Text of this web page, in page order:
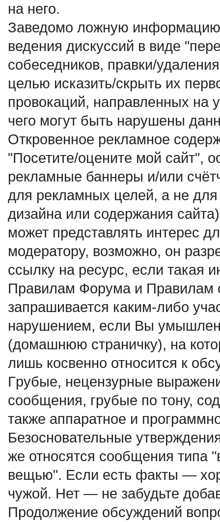
на него.
Заведомо ложнyю
ведения дискуссий в виде
собеседников, правки/
целью исказить/скрыть их
провокаций, направленных на
чего могут быть нарушены
Откровенное рекламное
"Посетите/оцените мой сайт",
рекламные баннеры и/или
для рекламных целей, а не для
дизайна или содержания
может пpедставлять интеpес
модеpатоpy, возможно, он
ссылку на ресурс, если такая
Правилам Форума и Правилам
запрашивается каким-либо
нарушением, если Вы
(домашнюю страничку), на
лишь косвенно относится к
Гpубые, нецензурные
сообщения, грубые по тону,
также аппаратное и
Безосновательные
же относятся сообщения типа
вещью". Если есть факты —
чужой. Нет — не забудьте
Продолжение обсyждений